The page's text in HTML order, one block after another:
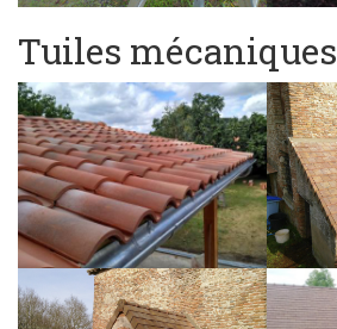
Tuiles mécaniques